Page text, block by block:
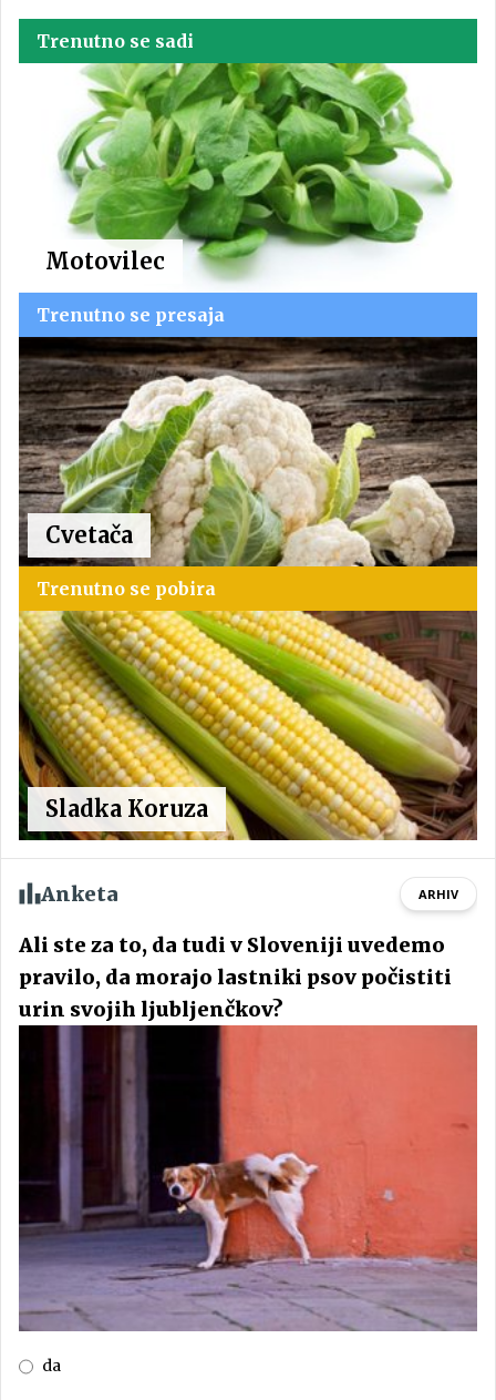
Trenutno se sadi
Motovilec
Trenutno se presaja
Cvetača
Trenutno se pobira
Sladka Koruza
Anketa ARHIV
Ali ste za to, da tudi v Sloveniji uvedemo
pravilo, da morajo lastniki psov počistiti
urin svojih ljubljenčkov?
da